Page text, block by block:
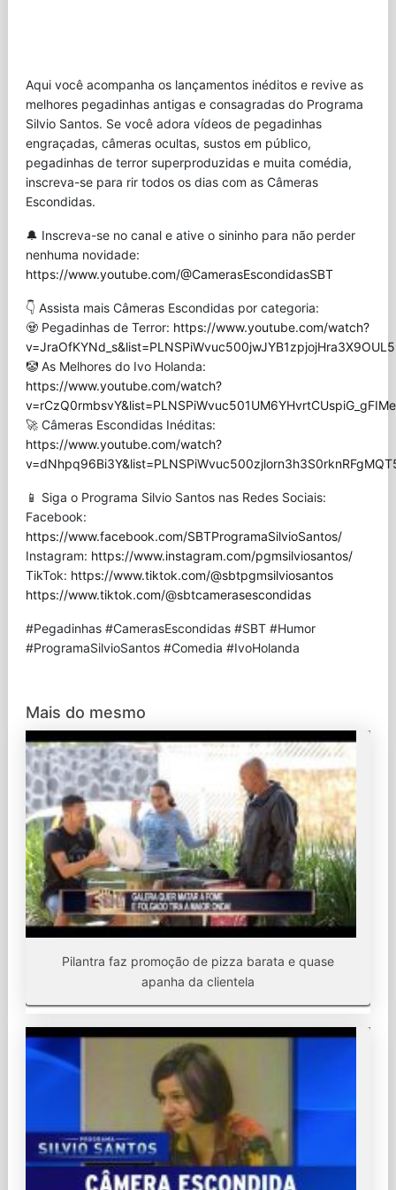
Aqui você acompanha os lançamentos inéditos e revive as
melhores pegadinhas antigas e consagradas do Programa
Silvio Santos. Se você adora vídeos de pegadinhas
engraçadas, câmeras ocultas, sustos em público,
pegadinhas de terror superproduzidas e muita comédia,
inscreva-se para rir todos os dias com as Câmeras
Escondidas.
🔔 Inscreva-se no canal e ative o sininho para não perder
nenhuma novidade:
https://www.youtube.com/@CamerasEscondidasSBT
👇 Assista mais Câmeras Escondidas por categoria:
🧟 Pegadinhas de Terror: https://www.youtube.com/watch?
v=JraOfKYNd_s&list=PLNSPiWvuc500jwJYB1zpjojHra3X9OUL5
🤡 As Melhores do Ivo Holanda:
https://www.youtube.com/watch?
🚀 Câmeras Escondidas Inéditas:
https://www.youtube.com/watch?
📱 Siga o Programa Silvio Santos nas Redes Sociais:
Facebook:
https://www.facebook.com/SBTProgramaSilvioSantos/
Instagram: https://www.instagram.com/pgmsilviosantos/
TikTok: https://www.tiktok.com/@sbtpgmsilviosantos
https://www.tiktok.com/@sbtcamerasescondidas
#Pegadinhas #CamerasEscondidas #SBT #Humor
#ProgramaSilvioSantos #Comedia #IvoHolanda
Mais do mesmo
Pilantra faz promoção de pizza barata e quase
apanha da clientela